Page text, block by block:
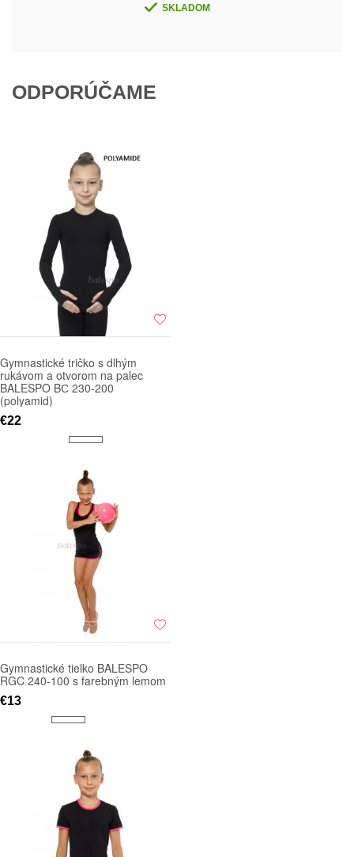
SKLADOM
ODPORÚČAME
Gymnastické tričko s dlhým
rukávom a otvorom na palec
BALESPO BС 230-200
(polyamid)
€22
Gymnastické tielko BALESPO
RGC 240-100 s farebným lemom
€13